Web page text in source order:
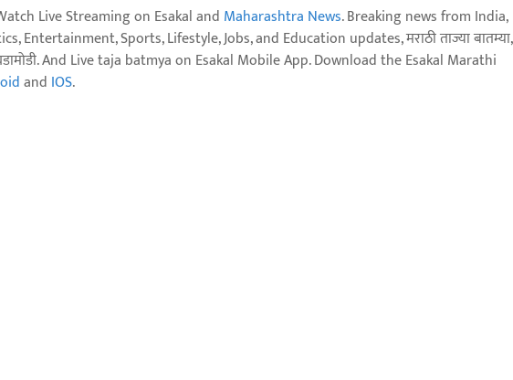
Live Streaming on Esakal and Maharashtra News. Breaking news from India,
Entertainment, Sports, Lifestyle, Jobs, and Education updates, मराठी ताज्या बातम्या,
घडामोडी. And Live taja batmya on Esakal Mobile App. Download the Esakal Marathi
and IOS.